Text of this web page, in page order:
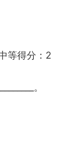
等得分：2
。